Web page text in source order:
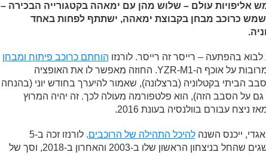
אליפויות עולם – שלוש מהן עם ימאהה בקטגורייה הבכירה –
כרוכב מבחן בקבוצת ימאהה, ישתתף לפחות באחד
בהפתעה – רייסר זה רייסר. לורנזו הוחתם כרוכב פיתוח ומבחן
בימאהה וכבר צבר שעות מרובות על אוכף ה-YZR-M1. החוזה מאפשר לו את האופציה
הביתי בקטלוניה (ברצלונה), שאמור להיערך בחודש יוני (בהנחה
גם על הסבב הזה), הוא פלטפורמה מעולה לכך. זה יהיה המרוץ
עבורם בוולנסיה בעונת 2016.
להיכל התהילה של הרוכבים
. לורנזו זכה ב-5
אליפויות עולם במסלול הישגים שהחל בניצחון הראשון שלו ב-2003 והאחרון ב-2018, וסך של